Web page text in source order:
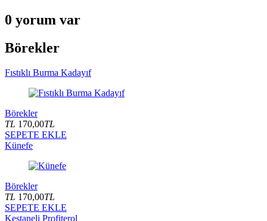
0 yorum var
Börekler
Fıstıklı Burma Kadayıf
Börekler
TL 170,00TL
SEPETE EKLE
Künefe
Börekler
TL 170,00TL
SEPETE EKLE
Kestaneli Profiterol